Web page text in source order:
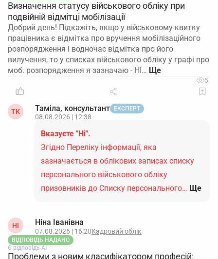
Визначення статусу військового обліку при
подвійній відмітці мобілізації
Добрий день! Підкажіть, якщо у військовому квитку
працівника є відмітка про вручення мобілізаційного
розпорядження і водночас відмітка про його
вилучення, то у списках військового обліку у графі про
моб. розпорядження я зазначаю - НІ…
5
ТК Таміла, консультант ЕКСПЕРТ
08.08.2026 | 12:38
Вказуєте "Ні".
Згідно Переліку інформації, яка
зазначається в облікових записах списку
персонального військового обліку
призовників до Списку персонального… Ще
НІ Ніна Іванівна
07.08.2026 | 16:20Кадровий облік
ВІДПОВІДЬ НАДАНО
Є відповідь АІ
Проблеми з новим класифікатором професій: